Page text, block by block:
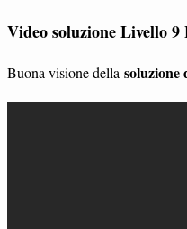
Video soluzione Livello
Buona visione della